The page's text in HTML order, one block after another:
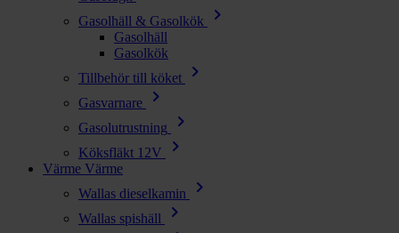
Gasolhäll & Gasolkök chevron_right
Gasolhäll
Gasolkök
Tillbehör till köket
chevron_right
Gasvarnare chevron_right
Gasolutrustning chevron_right
Köksfläkt 12V chevron_right
Värme Värme
Wallas dieselkamin
chevron_right
Wallas spishäll chevron_right